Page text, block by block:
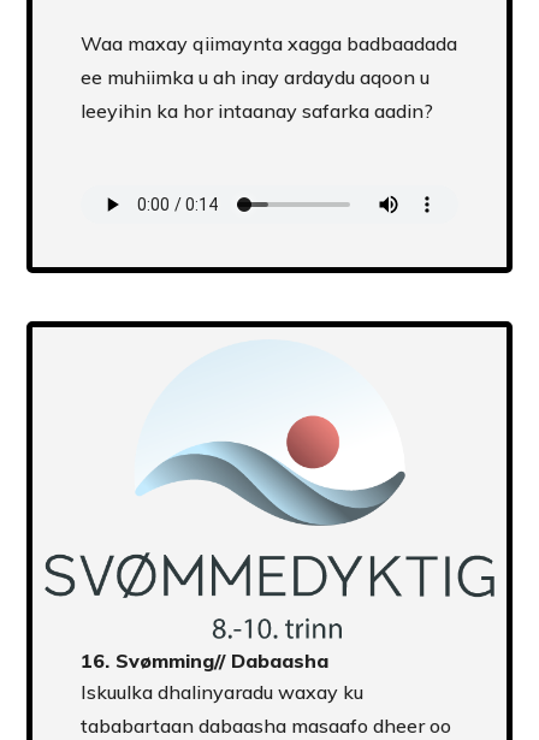
Waa maxay qiimaynta xagga badbaadada
ee muhiimka u ah inay ardaydu aqoon u
leeyihin ka hor intaanay safarka aadin?
16. Svømming// Dabaasha
Iskuulka dhalinyaradu waxay ku
tababartaan dabaasha masaafo dheer oo